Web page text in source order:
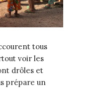
tous
voir les
drôles et
prépare un